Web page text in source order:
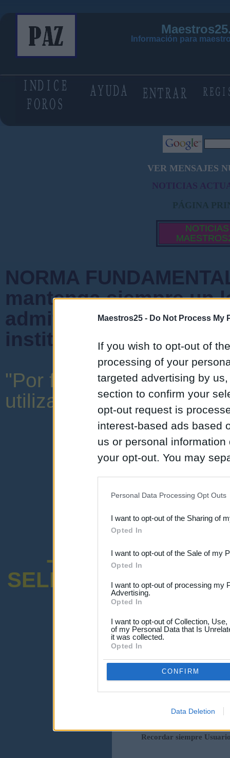
Maestros25 - Do Not Process My
If you wish to opt-out of
processing of your
targeted advertising by
section to confirm your
opt-out request is
interest-based ads based
us or personal
your opt-out. You may
Downstream Participants
third parties.
Personal Data Processing Opt Outs
I want to opt-out of the Sharing of
Opted In
I want to opt-out of the Sale of my
Opted In
I want to opt-out of processing my
Advertising.
Opted In
I want to opt-out of Collection,
of my Personal Data that Is
it was collected.
Opted In
CONFIRM
Data Deletion
Información para
VER MENSAJES
NOTICIAS
PÁGINA
NOTICIAS
NORMA
mantenga siempre un
admiten mensajes
instituciones ni que
"Por favor, no abuse de
utilizar una expresión y
-ENCUESTA
SELECTIVO
¡Advertencia!
Por favor ingresa abajo o haz clic-
Ingresar
Recordar siempre